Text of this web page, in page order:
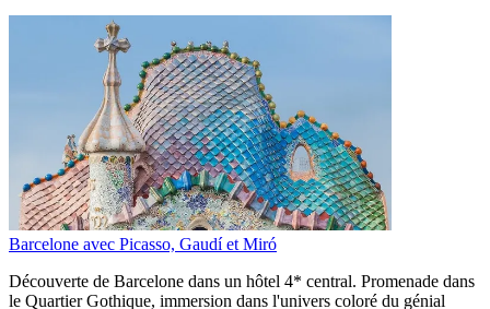
Barcelone avec Picasso, Gaudí et Miró
Découverte de Barcelone dans un hôtel 4* central. Promenade dans
le Quartier Gothique, immersion dans l'univers coloré du génial